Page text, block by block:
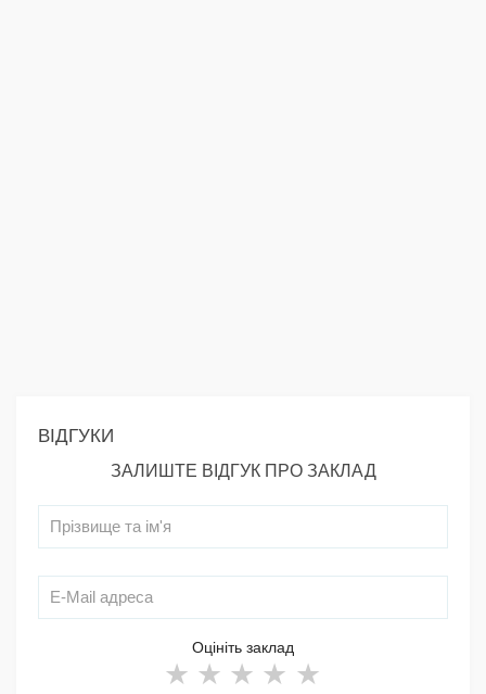
ВІДГУКИ
ЗАЛИШТЕ ВІДГУК ПРО ЗАКЛАД
Оцініть заклад